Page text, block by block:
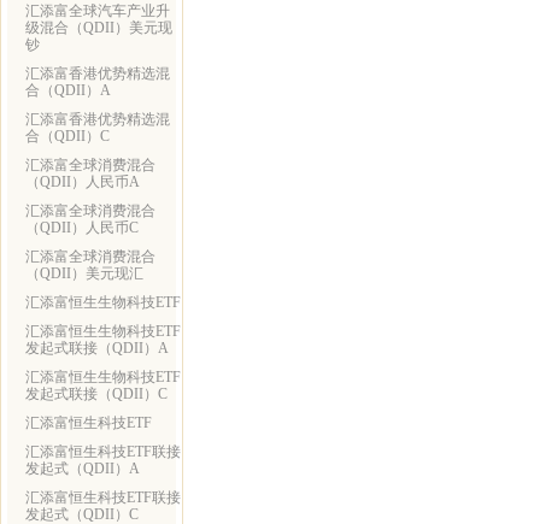
汇添富全球汽车产业升
级混合（QDII）美元现
钞
汇添富香港优势精选混
合（QDII）A
汇添富香港优势精选混
合（QDII）C
汇添富全球消费混合
（QDII）人民币A
汇添富全球消费混合
（QDII）人民币C
汇添富全球消费混合
（QDII）美元现汇
汇添富恒生生物科技ETF
汇添富恒生生物科技ETF
发起式联接（QDII）A
汇添富恒生生物科技ETF
发起式联接（QDII）C
汇添富恒生科技ETF
汇添富恒生科技ETF联接
发起式（QDII）A
汇添富恒生科技ETF联接
发起式（QDII）C